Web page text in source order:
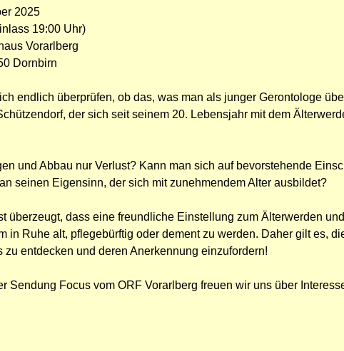
2025
19:00 Uhr)
Vorarlberg
Dornbirn
endlich überprüfen, ob das, was man als junger Gerontologe
der sich seit seinem 20. Lebensjahr mit dem
und Abbau nur Verlust? Kann man sich auf bevorstehende
seinen Eigensinn, der sich mit zunehmendem Alter ausbildet?
überzeugt, dass eine freundliche Einstellung zum Älterwerden
in Ruhe alt, pflegebürftig oder dement zu werden. Daher gilt es,
zu entdecken und deren Anerkennung einzufordern!
Sendung Focus vom ORF Vorarlberg freuen wir uns über